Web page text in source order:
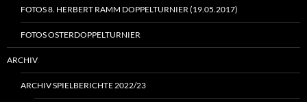
FOTOS 8. HERBERT RAMM DOPPELTURNIER (19.05.2017)
FOTOS OSTERDOPPELTURNIER
ARCHIV
ARCHIV SPIELBERICHTE 2022/23